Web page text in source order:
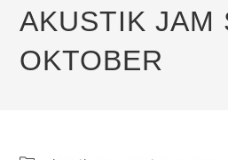
AKUSTIK JAM
OKTOBER